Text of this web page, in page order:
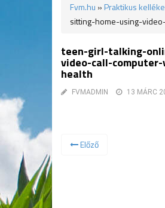
Fvm.hu » Praktikus
sitting-home-using-
teen-girl-talking-
video-call-
health
FVMADMIN 13 MÁRC
Előző